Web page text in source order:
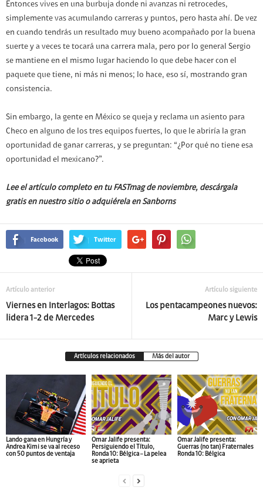
Entonces vives en una burbuja donde ni avanzas ni retrocedes,
simplemente vas acumulando carreras y puntos, pero hasta ahí. De vez
en cuando tendrás un resultado muy bueno acompañado por la buena
suerte y a veces te tocará una carrera mala, pero por lo general Sergio
se mantiene en el mismo lugar haciendo lo que debe hacer con el
paquete que tiene, ni más ni menos; lo hace, eso sí, mostrando gran
consistencia.
Sin embargo, la gente en México se queja y reclama un asiento para
Checo en alguno de los tres equipos fuertes, lo que le abriría la gran
oportunidad de ganar carreras, y se preguntan: “¿Por qué no tiene esa
oportunidad el mexicano?”.
Lee el artículo completo en tu FASTmag de noviembre, descárgala
gratis en nuestro sitio o adquiérela en Sanborns
Facebook Twitter
Artículo anterior
Viernes en Interlagos: Bottas
lidera 1-2 de Mercedes
Artículo siguiente
Los pentacampeones nuevos:
Marc y Lewis
Artículos relacionados Más del autor
Lando gana en Hungría y
Andrea Kimi se va al receso
con 50 puntos de ventaja
Omar Jalife presenta:
Persiguiendo el Título,
Ronda 10: Bélgica – La pelea
se aprieta
Omar Jalife presenta:
Guerras (no tan) Fraternales
Ronda 10: Bélgica